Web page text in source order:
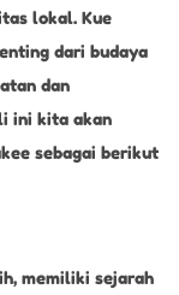
lokal. Kue
dari budaya
dan
ini kita akan
sebagai berikut
memiliki sejarah